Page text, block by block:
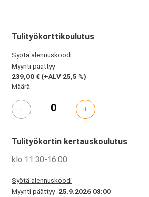
Tulityökorttikoulutus
Syötä alennuskoodi
Myynti päättyy
239,00 € (+ALV 25,5 %)
Määrä:
- +
Tulityökortin kertauskoulutus
klo 11:30-16:00
Syötä alennuskoodi
Myynti päättyy 25.9.2026 08:00